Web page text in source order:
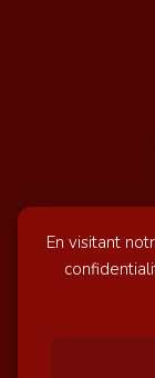
En visitant